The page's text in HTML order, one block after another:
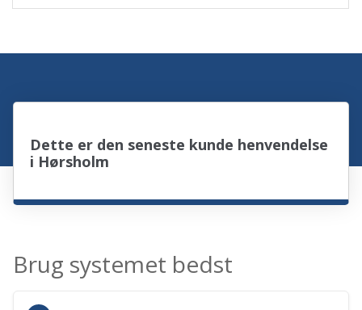
Dette er den seneste kunde henvendelse
i Hørsholm
Brug systemet bedst